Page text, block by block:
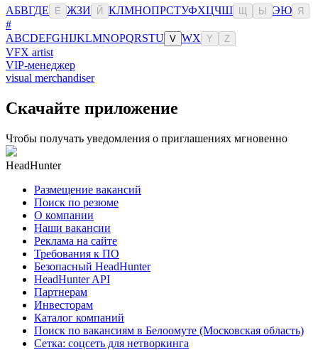
АБВГДЕ Ё ЖЗИ Й КЛМНОПРСТУФХЦЧШ Ы ЭЮ Я
#
ABCDEFGHIJKLMNOPQRSTU V WX Y Z
VFX artist
VIP-менеджер
visual merchandiser
Скачайте приложение
Чтобы получать уведомления о приглашениях мгновенно
HeadHunter
Размещение вакансий
Поиск по резюме
О компании
Наши вакансии
Реклама на сайте
Требования к ПО
Безопасный HeadHunter
HeadHunter API
Партнерам
Инвесторам
Каталог компаний
Поиск по вакансиям в Белоомуте (Московская область)
Сетка: соцсеть для нетворкинга